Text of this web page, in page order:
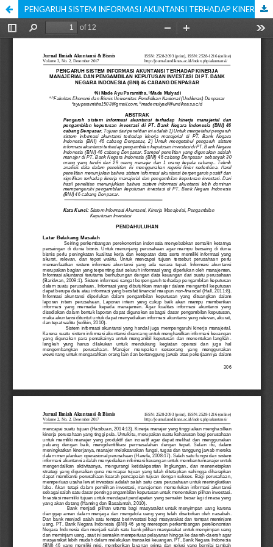
PENGARUH SISTEM INFORMASI AKUNTANSI TERHADAP KINERJA MANAJERIAL DAN PENGAMBILAN KEPUTUSAN INVESTASI DI PT. BANK NEGARA INDONESIA (BNI) 46 CABANG DENPASAR